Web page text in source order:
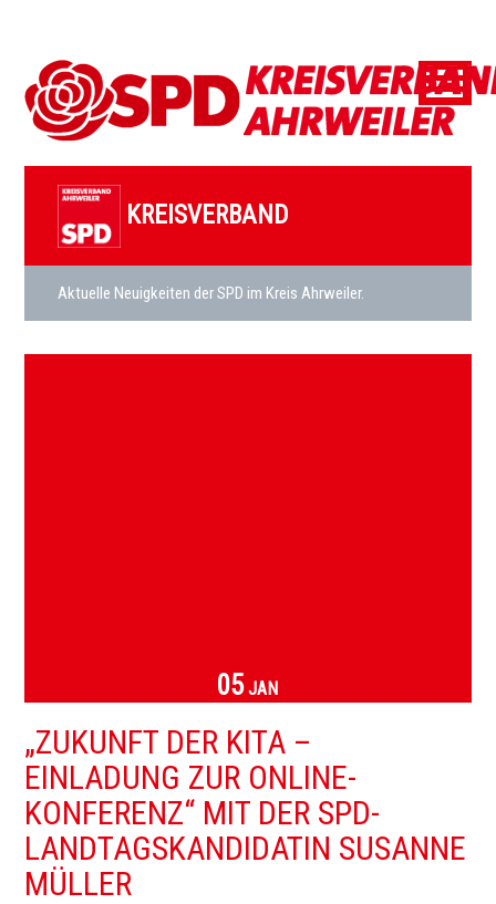
KREISVERBAND
Aktuelle Neuigkeiten der SPD im Kreis Ahrweiler.
05 JAN
„ZUKUNFT DER KITA –
EINLADUNG ZUR ONLINE-
KONFERENZ“ MIT DER SPD-
LANDTAGSKANDIDATIN SUSANNE
MÜLLER